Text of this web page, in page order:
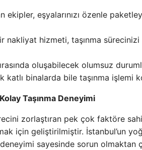
ekipler, eşyalarınızı özenle
nakliyat hizmeti, taşınma
oluşabilecek olumsuz
katlı binalarda bile taşınma işlemi
Taşınma Deneyimi
zorlaştıran pek çok faktöre
için geliştirilmiştir. İstanbul’un
sayesinde sorun olmaktan